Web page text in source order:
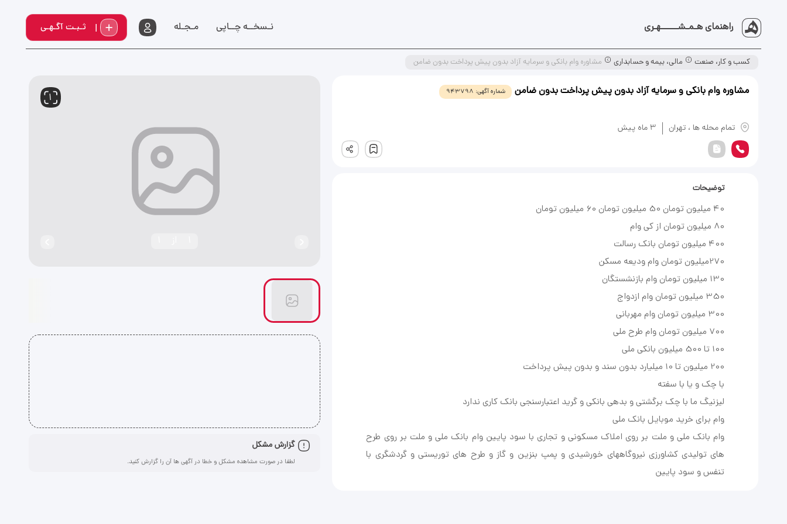
راهنمای هـمـشــــــهـری نـسخــه چــاپي مـجـله ثـبـت آگـهـی
کسب و کار، صنعت مالی، بیمه و حسابداری مشاوره وام بانکی و سرمایه آزاد بدون پیش پرداخت بدون ضامن
1
گزارش مشکل
لطفا در صورت مشاهده مشکل و خطا در آگهی ها آن را گزارش کنید.
مشاوره وام بانکی و سرمایه آزاد بدون پیش پرداخت بدون ضامن شماره آگهی: 943798
تمام محله ها ، تهران 3 ماه پیش
یادداشت
ثبت
توضیحات
40 میلیون تومان 50 میلیون تومان 60 میلیون تومان
130 میلیون تومان وام بازنشستگان
350 میلیون تومان وام ازدواج
300 میلیون تومان وام مهربانی
700 میلیون تومان وام طرح ملی
100 تا 500 میلیون بانکی ملی
وام برای خرید موبایل بانک ملی
وام بانک ملی و ملت بر روی املاک مسکونی و تجاری با سود پایین وام بانک ملی و ملت بر روی طرح
های تولیدی کشاورزی نیروگاههای خورشیدی و پمپ بنزین و گاز و طرح های توریستی و گردشگری با
تنفس و سود پایین